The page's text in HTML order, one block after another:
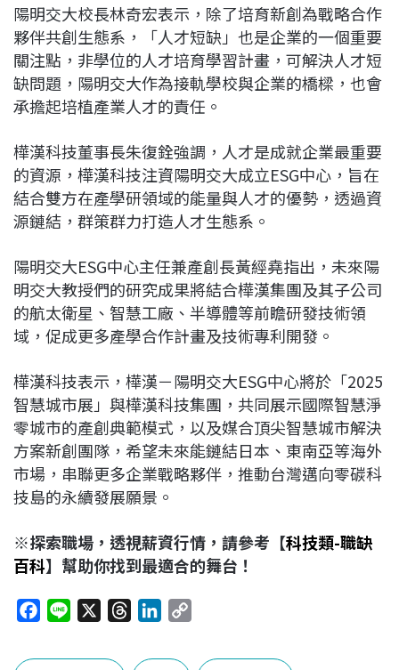
陽明交大校長林奇宏表示，除了培育新創為戰略合作
夥伴共創生態系，「人才短缺」也是企業的一個重要
關注點，非學位的人才培育學習計畫，可解決人才短
缺問題，陽明交大作為接軌學校與企業的橋樑，也會
承擔起培植產業人才的責任。
樺漢科技董事長朱復銓強調，人才是成就企業最重要
的資源，樺漢科技注資陽明交大成立ESG中心，旨在
結合雙方在產學研領域的能量與人才的優勢，透過資
源鏈結，群策群力打造人才生態系。
陽明交大ESG中心主任兼產創長黃經堯指出，未來陽
明交大教授們的研究成果將結合樺漢集團及其子公司
的航太衛星、智慧工廠、半導體等前瞻研發技術領
域，促成更多產學合作計畫及技術專利開發。
樺漢科技表示，樺漢－陽明交大ESG中心將於「2025
智慧城市展」與樺漢科技集團，共同展示國際智慧淨
零城市的產創典範模式，以及媒合頂尖智慧城市解決
方案新創團隊，希望未來能鏈結日本、東南亞等海外
市場，串聯更多企業戰略夥伴，推動台灣邁向零碳科
技島的永續發展願景。
※探索職場，透視薪資行情，請參考【科技類-職缺
百科】幫助你找到最適合的舞台！
c
n
n